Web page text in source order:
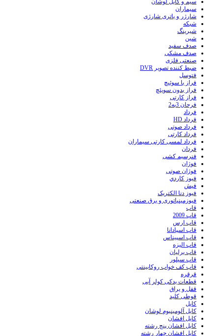
سیم و کابل لوشان
سیماران
شارژر و باتری شارژی
شبکه
شیرینگ
شین
صدف سفید
صدف مشکی
صنعتی فلزی
ضبط کننده تصویر DVR
فتوسل
فراز با سوئیچ
فراز بدون سویئچ
فراز کارتی
فرحان 3به2
فرداد
فرداد HD
فرداد صوتی
فرداد کارتی
فرداد لمسی کارتی سیماران
فردان
فنرسیم کشی
فوژان
فوژان صوتی
فيوز کاردي
فیش
فیوز دنا الکتریک
فیوزمینیاتوری و برق صنعتی
قاب
قاب 2009
قاب ارس
قاب اسپادانا
قاب اسپیناس
قاب الیزه
قاب برلیان
قاب سیلور
قاب کف خواب روکابینتی
قرقره
قطعات یدکی کولر آبی
قفل و یراق
قوطی کلید
کابل
کابل آلومینیوم لوشان
کابل افشان
کابل افشان پنج رشته
کابل افشان چهار رشته